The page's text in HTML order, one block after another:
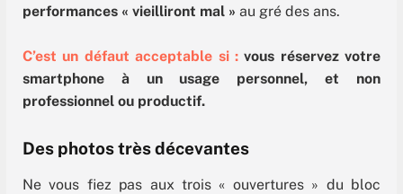
performances « vieilliront mal » au gré des ans.
C’est un défaut acceptable si :vous réservez votre
smartphone à un usage personnel, et non
professionnel ou productif.
Des photos très décevantes
Ne vous fiez pas aux trois « ouvertures » du bloc